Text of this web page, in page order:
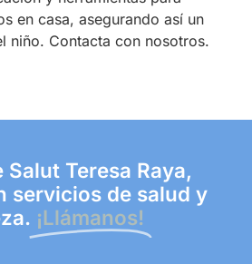
en casa, asegurando así un
niño. Contacta con nosotros.
Salut Teresa Raya,
servicios de salud y
¡Llámanos!​